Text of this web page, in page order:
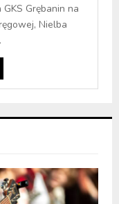
Grębanin na
Nielba